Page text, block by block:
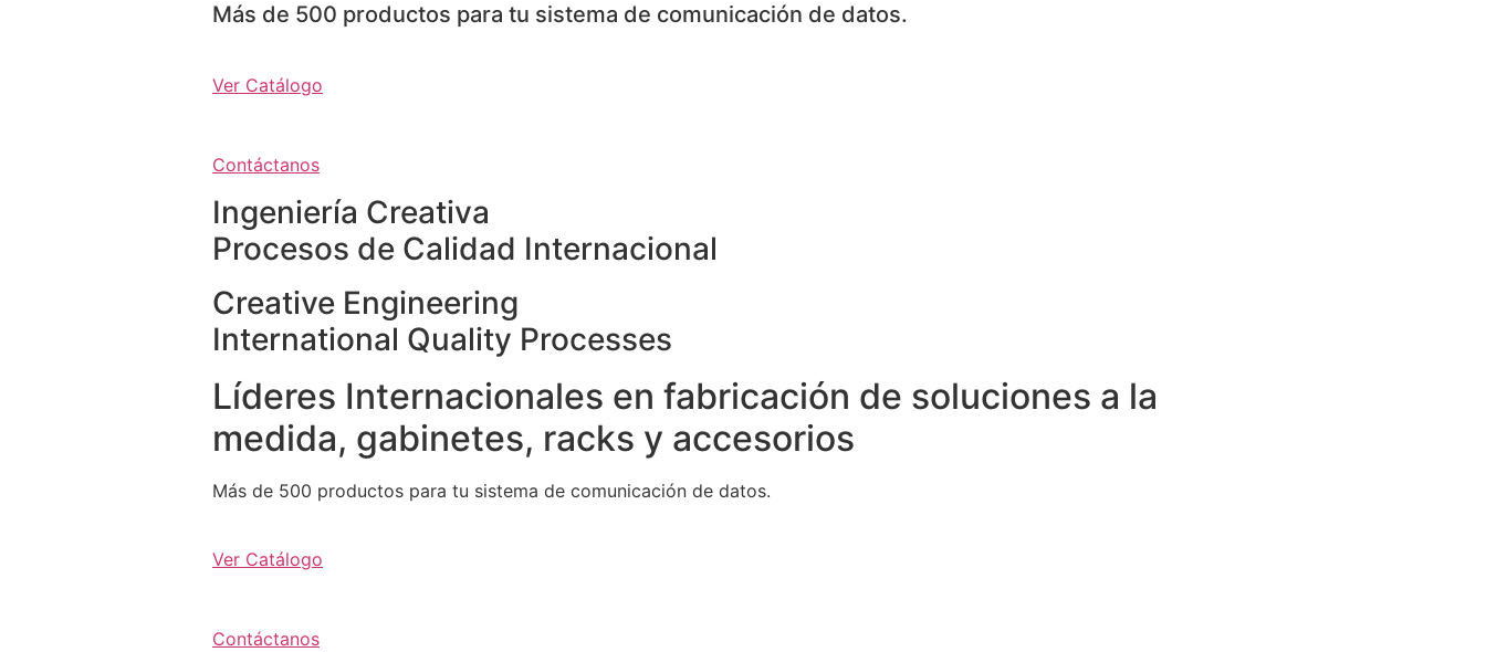
Más de 500 productos para tu sistema de comunicación de datos.
Ver Catálogo
Contáctanos
Ingeniería Creativa
Procesos de Calidad Internacional
Creative Engineering
International Quality Processes
Líderes Internacionales en fabricación de soluciones a la
medida, gabinetes, racks y accesorios
Más de 500 productos para tu sistema de comunicación de datos.
Ver Catálogo
Contáctanos